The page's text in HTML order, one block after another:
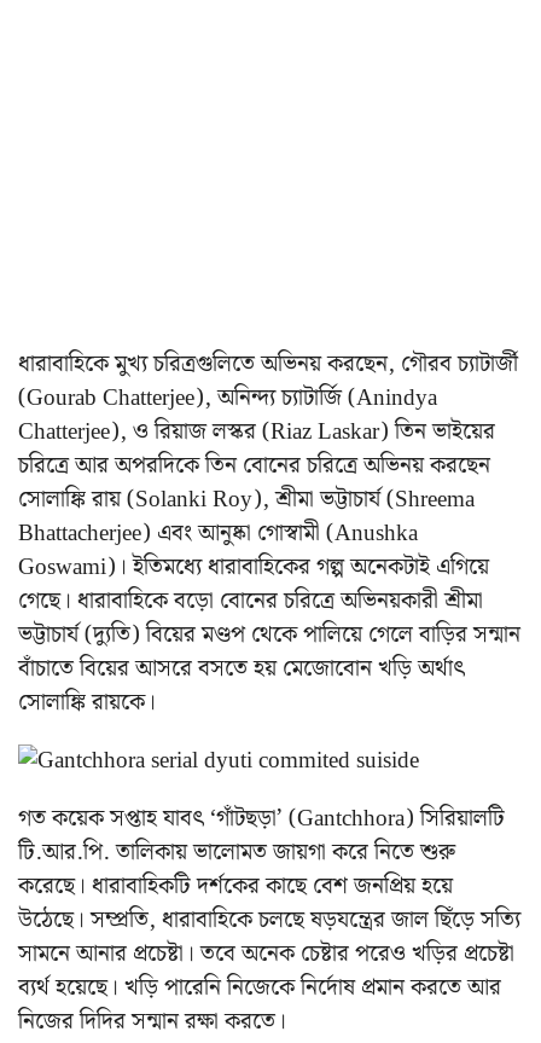
ধারাবাহিকে মুখ্য চরিত্রগুলিতে অভিনয় করছেন, গৌরব চ্যাটার্জী
(Gourab Chatterjee), অনিন্দ্য চ্যাটার্জি (Anindya
Chatterjee), ও রিয়াজ লস্কর (Riaz Laskar) তিন ভাইয়ের
চরিত্রে আর অপরদিকে তিন বোনের চরিত্রে অভিনয় করছেন
সোলাঙ্কি রায় (Solanki Roy), শ্রীমা ভট্টাচার্য (Shreema
Bhattacherjee) এবং আনুষ্কা গোস্বামী (Anushka
Goswami)। ইতিমধ্যে ধারাবাহিকের গল্প অনেকটাই এগিয়ে
গেছে। ধারাবাহিকে বড়ো বোনের চরিত্রে অভিনয়কারী শ্রীমা
ভট্টাচার্য (দ্যুতি) বিয়ের মণ্ডপ থেকে পালিয়ে গেলে বাড়ির সন্মান
বাঁচাতে বিয়ের আসরে বসতে হয় মেজোবোন খড়ি অর্থাৎ
সোলাঙ্কি রায়কে।
গত কয়েক সপ্তাহ যাবৎ ‘গাঁটছড়া’ (Gantchhora) সিরিয়ালটি
টি.আর.পি. তালিকায় ভালোমত জায়গা করে নিতে শুরু
করেছে। ধারাবাহিকটি দর্শকের কাছে বেশ জনপ্রিয় হয়ে
উঠেছে। সম্প্রতি, ধারাবাহিকে চলছে ষড়যন্ত্রের জাল ছিঁড়ে সত্যি
সামনে আনার প্রচেষ্টা। তবে অনেক চেষ্টার পরেও খড়ির প্রচেষ্টা
ব্যর্থ হয়েছে। খড়ি পারেনি নিজেকে নির্দোষ প্রমান করতে আর
নিজের দিদির সন্মান রক্ষা করতে।